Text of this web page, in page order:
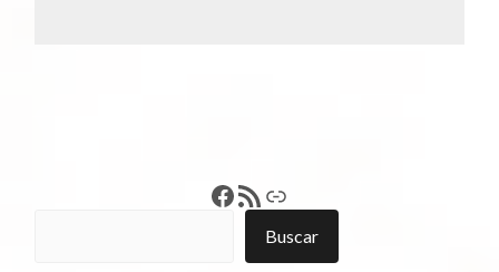
Francisco Pérez
Feed RSSEnlace
Buscar